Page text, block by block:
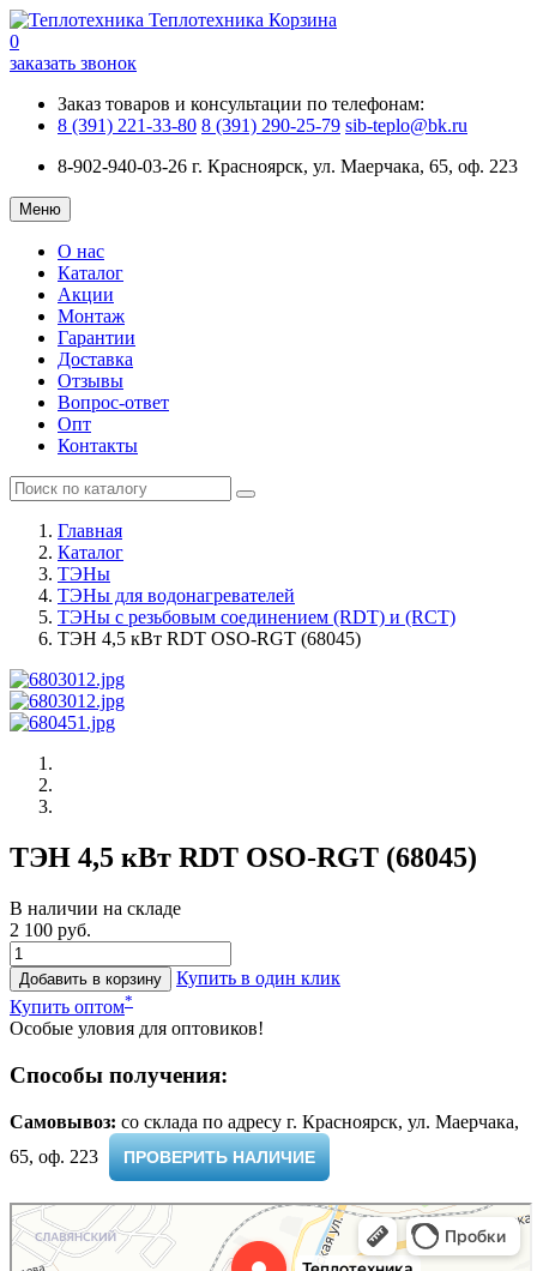
Теплотехника Корзина
0
заказать звонок
Заказ товаров и консультации по телефонам:
8 (391) 221-33-80 8 (391) 290-25-79 sib-teplo@bk.ru
8-902-940-03-26 г. Красноярск, ул. Маерчака, 65, оф. 223
Меню
О нас
Каталог
Акции
Монтаж
Гарантии
Доставка
Отзывы
Вопрос-ответ
Опт
Контакты
Главная
Каталог
ТЭНы
ТЭНы для водонагревателей
ТЭНы с резьбовым соединением (RDT) и (RCT)
ТЭН 4,5 кВт RDT OSO-RGT (68045)
ТЭН 4,5 кВт RDT OSO-RGT (68045)
В наличии на складе
2 100 руб.
Добавить в корзину
Купить в один клик
Купить оптом*
Особые уловия для оптовиков!
Способы получения:
Самовывоз: cо склада по адресу г. Красноярск, ул. Маерчака,
65, оф. 223 ​
ПРОВЕРИТЬ НАЛИЧИЕ